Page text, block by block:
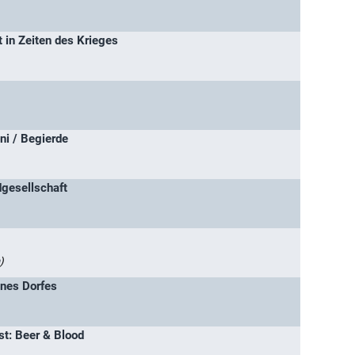
in Zeiten des Krieges
/ Begierde
)
Dorfes
Beer & Blood